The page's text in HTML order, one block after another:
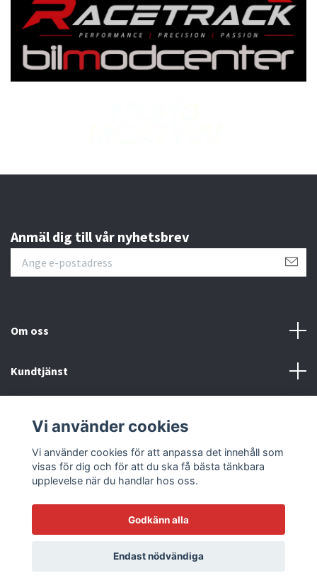
Anmäl dig till vår nyhetsbrev
Om oss
Kundtjänst
Sociala medier
© 2026 Racetrack by Bilmodecenter - EST 1979
Vi använder cookies
Vi använder cookies för att anpassa det innehåll som
visas för dig och för att du ska få bästa tänkbara
upplevelse när du handlar hos oss.
Godkänn alla
Endast nödvändiga